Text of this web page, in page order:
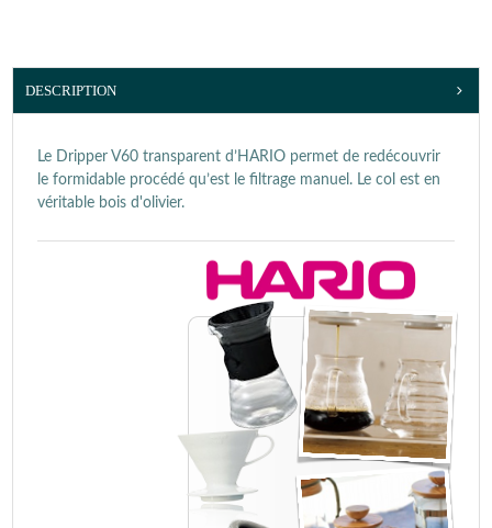
DESCRIPTION
Le Dripper V60 transparent d’HARIO permet de redécouvrir
le formidable procédé qu’est le filtrage manuel. Le col est en
véritable bois d'olivier.